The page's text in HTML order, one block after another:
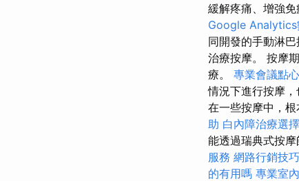
緩解疼痛、增強免
Google Analytics
同開發的手動淋
治療按摩。 按摩
療。 專業會議點
情況下進行按摩
在一些按摩中，
助 白內障治療選擇
能透過瑞典式按摩
服務 網路行銷技巧
的有用嗎 專業室